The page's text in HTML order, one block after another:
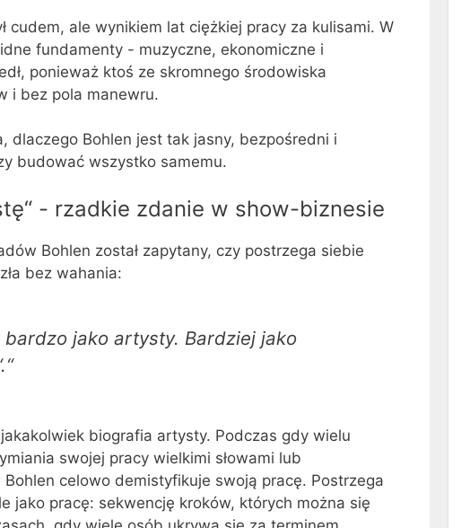
cudem, ale wynikiem lat ciężkiej pracy za kulisami. W
fundamenty - muzyczne, ekonomiczne i
ponieważ ktoś ze skromnego środowiska
i bez pola manewru.
dlaczego Bohlen jest tak jasny, bezpośredni i
budować wszystko samemu.
- rzadkie zdanie w show-biznesie
Bohlen został zapytany, czy postrzega siebie
bez wahania:
jako artysty. Bardziej jako
biografia artysty. Podczas gdy wielu
swojej pracy wielkimi słowami lub
celowo demistyfikuje swoją pracę. Postrzega
jako pracę: sekwencję kroków, których można się